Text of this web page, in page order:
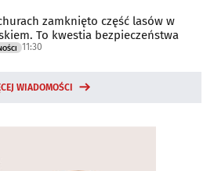
zamknięto część lasów w
To kwestia bezpieczeństwa
11:30
WIADOMOŚCI